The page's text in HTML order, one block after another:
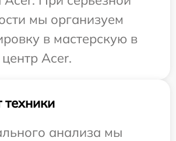
мы организуем
в мастерскую в
Acer.
техники
анализа мы